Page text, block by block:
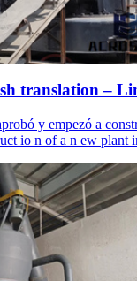
translation –
y empezó a
io n of a n ew